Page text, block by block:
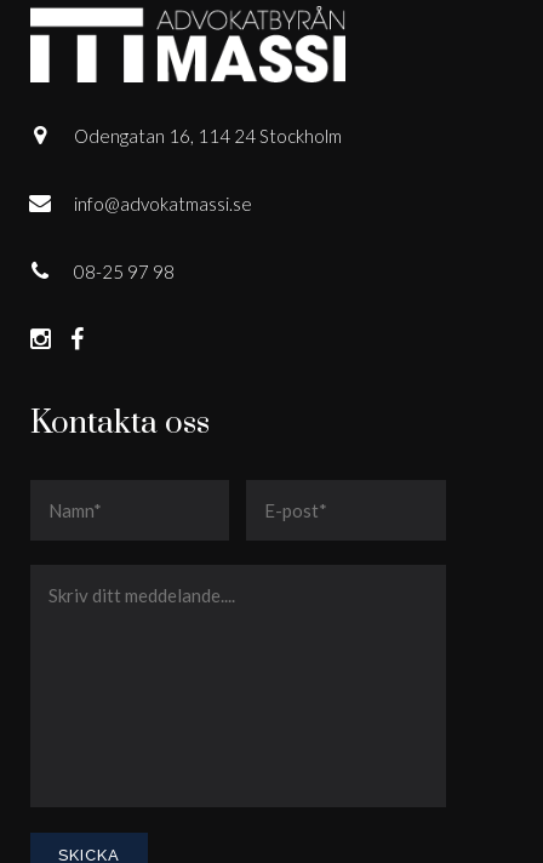
Kontakta oss
Odengatan 16, 114 24 Stockholm
info@advokatmassi.se
08-25 97 98